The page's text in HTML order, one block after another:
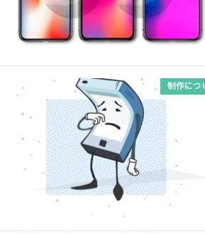
制作につ